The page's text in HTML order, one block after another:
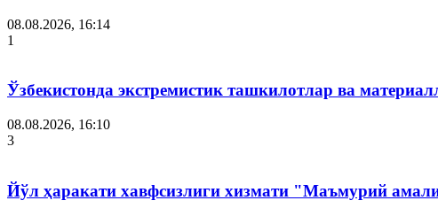
08.08.2026, 16:14
1
Ўзбекистонда экстремистик ташкилотлар ва
08.08.2026, 16:10
3
Йўл ҳаракати хавфсизлиги хизмати "Маъмурий